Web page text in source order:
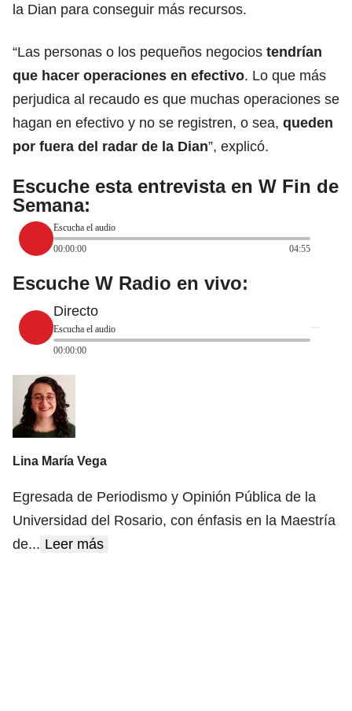
la Dian para conseguir más recursos.
“Las personas o los pequeños negocios tendrían
que hacer operaciones en efectivo. Lo que más
perjudica al recaudo es que muchas operaciones se
hagan en efectivo y no se registren, o sea, queden
por fuera del radar de la Dian”, explicó.
Escuche esta entrevista en W Fin de
Semana:
Escucha el audio
00:00:00
04:55
Escuche W Radio en vivo:
Directo
Escucha el audio
00:00:00
Lina María Vega
Egresada de Periodismo y Opinión Pública de la
Universidad del Rosario, con énfasis en la Maestría
de... Leer más